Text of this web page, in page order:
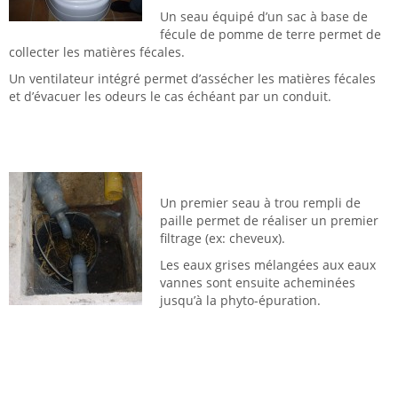
Un seau équipé d’un sac à base de
fécule de pomme de terre permet de
collecter les matières fécales.
Un ventilateur intégré permet d’assécher les matières fécales
et d’évacuer les odeurs le cas échéant par un conduit.
Un premier seau à trou rempli de
paille permet de réaliser un premier
filtrage (ex: cheveux).
Les eaux grises mélangées aux eaux
vannes sont ensuite acheminées
jusqu’à la phyto-épuration.